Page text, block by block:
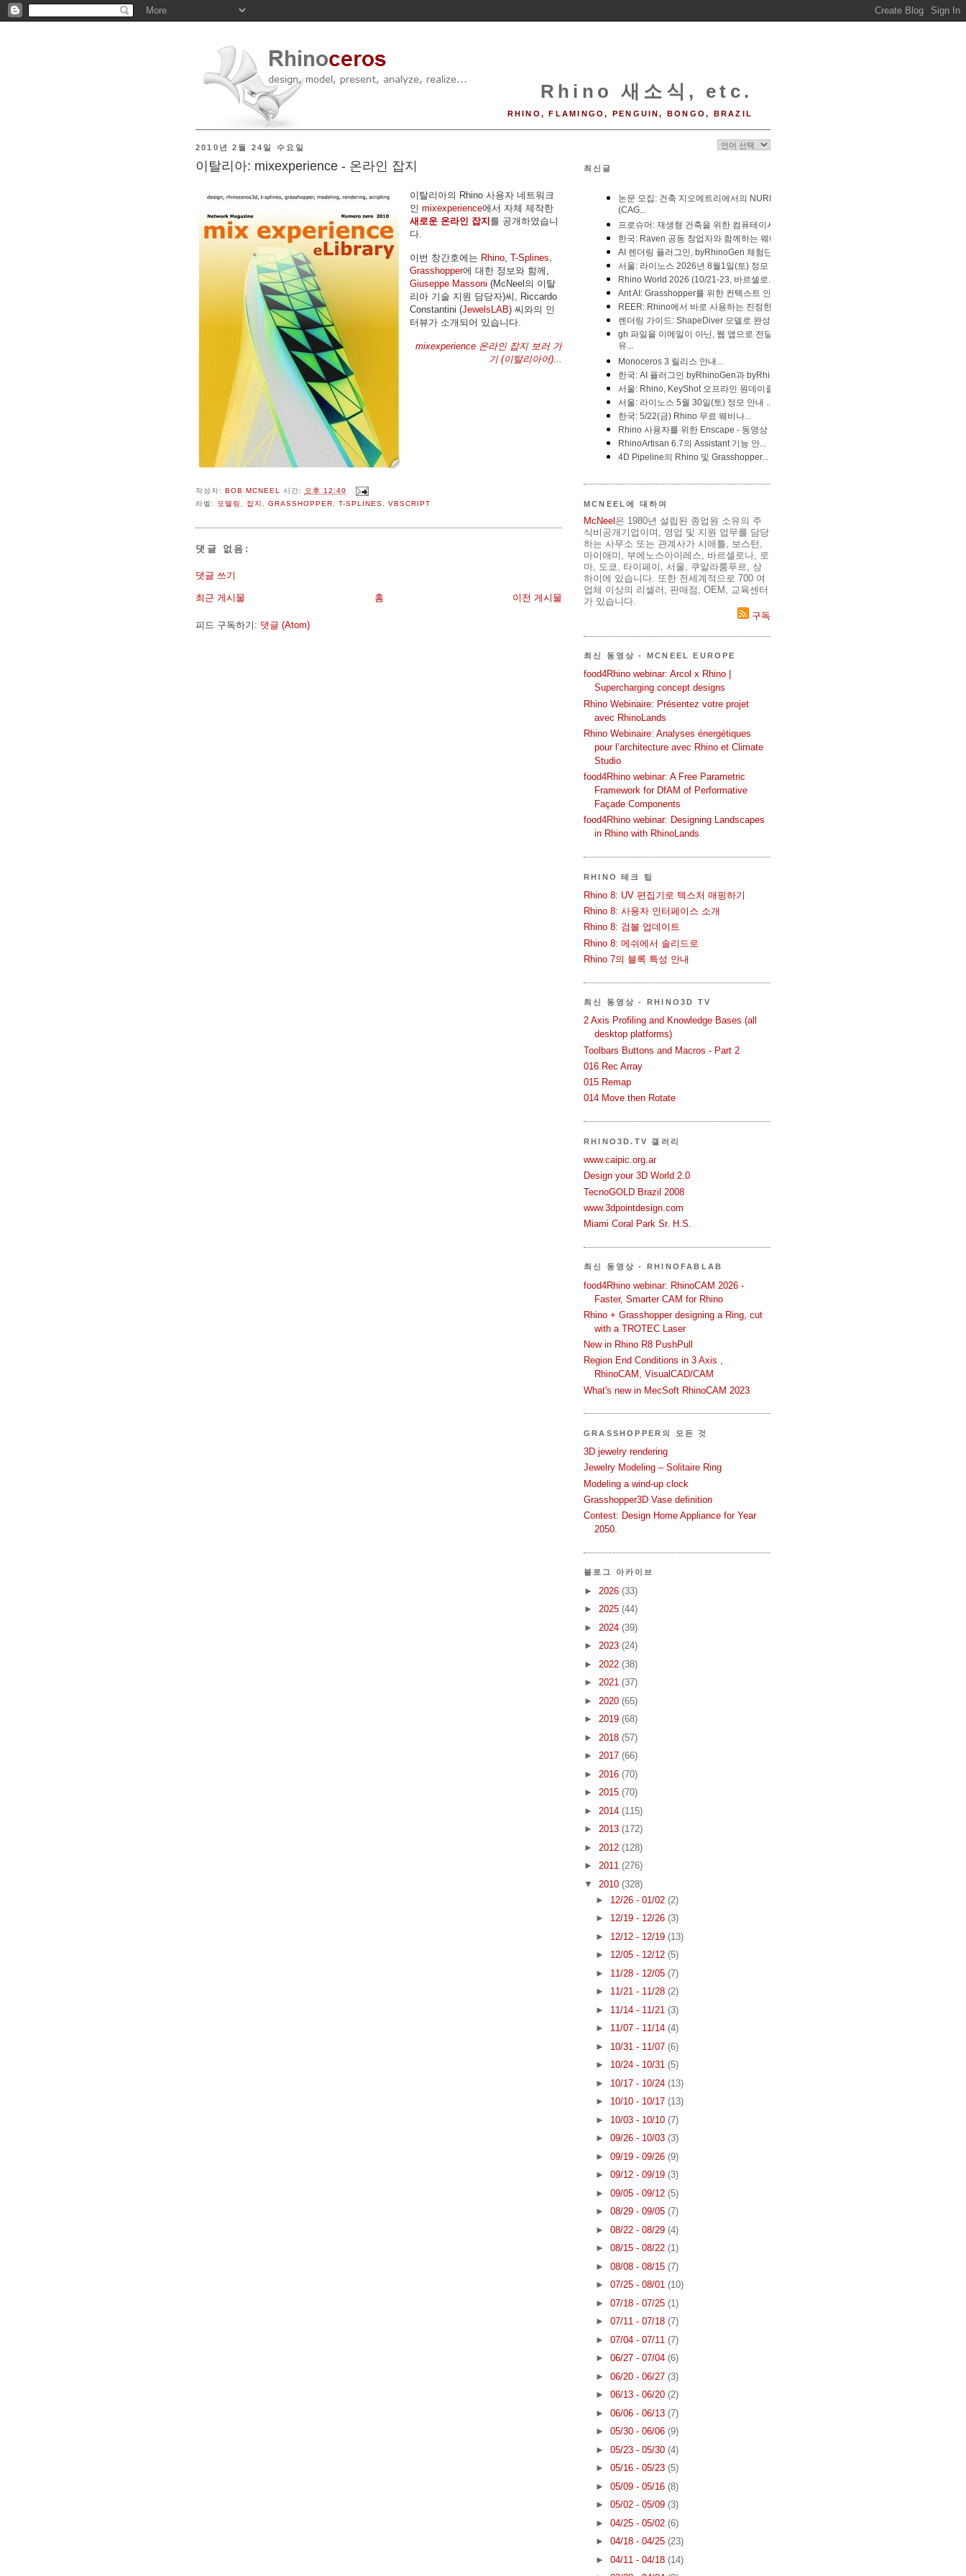
Rhino 새소식, etc.
RHINO, FLAMINGO, PENGUIN, BONGO, BRAZIL
2010년 2월 24일 수요일
이탈리아: mixexperience - 온라인 잡지
이탈리아의 Rhino 사용자 네트워크
인 mixexperience에서 자체 제작한
새로운 온라인 잡지 를 공개하였습니
다.
이번 창간호에는 Rhino, T-Splines,
Grasshopper에 대한 정보와 함께,
Giuseppe Massoni (McNeel의 이탈
리아 기술 지원 담당자)씨, Riccardo
Constantini (JewelsLAB) 씨와의 인
터뷰가 소개되어 있습니다.
mixexperience 온라인 잡지 보러 가
기 (이탈리아어)...
작성자: BOB MCNEEL 시간:
오후 12:40
라벨: 모델링 , 잡지 , GRASSHOPPER, T-SPLINES, VBSCRIPT
댓글 없음:
댓글 쓰기
최근 게시물 이전 게시물
홈
피드 구독하기: 댓글 (Atom)
최신글
MCNEEL에 대하여
McNeel 은 1980년 설립된 종업원 소유의 주
식비공개기업이며, 영업 및 지원 업무를 담당
하는 사무소 또는 관계사가 시애틀, 보스턴,
마이애미, 부에노스아이레스, 바르셀로나, 로
마, 도쿄, 타이페이, 서울, 쿠알라룸푸르, 상
하이에 있습니다. 또한 전세계적으로 700 여
업체 이상의 리셀러, 판매점, OEM, 교육센터
가 있습니다.
구독
최신 동영상 - MCNEEL EUROPE
food4Rhino webinar: Arcol x Rhino |
Supercharging concept designs
Rhino Webinaire: Présentez votre projet
avec RhinoLands
Rhino Webinaire: Analyses énergétiques
pour l’architecture avec Rhino et Climate
Studio
food4Rhino webinar: A Free Parametric
Framework for DfAM of Performative
Façade Components
food4Rhino webinar: Designing Landscapes
in Rhino with RhinoLands
RHINO 테크 팁
Rhino 8: UV 편집기로 텍스처 매핑하기
Rhino 8: 사용자 인터페이스 소개
Rhino 8: 검볼 업데이트
Rhino 8: 메쉬에서 솔리드로
Rhino 7의 블록 특성 안내
최신 동영상 - RHINO3D TV
2 Axis Profiling and Knowledge Bases (all
desktop platforms)
Toolbars Buttons and Macros - Part 2
016 Rec Array
015 Remap
014 Move then Rotate
RHINO3D.TV 갤러리
www.caipic.org.ar
Design your 3D World 2.0
TecnoGOLD Brazil 2008
www.3dpointdesign.com
Miami Coral Park Sr. H.S.
최신 동영상 - RHINOFABLAB
food4Rhino webinar: RhinoCAM 2026 -
Faster, Smarter CAM for Rhino
Rhino + Grasshopper designing a Ring, cut
with a TROTEC Laser
New in Rhino R8 PushPull
Region End Conditions in 3 Axis ,
RhinoCAM, VisualCAD/CAM
What's new in MecSoft RhinoCAM 2023
GRASSHOPPER의 모든 것
3D jewelry rendering
Jewelry Modeling – Solitaire Ring
Modeling a wind-up clock
Grasshopper3D Vase definition
Contest: Design Home Appliance for Year
2050.
블로그 아카이브
► 2026 (33)
► 2025 (44)
► 2024 (39)
► 2023 (24)
► 2022 (38)
► 2021 (37)
► 2020 (65)
► 2019 (68)
► 2018 (57)
► 2017 (66)
► 2016 (70)
► 2015 (70)
► 2014 (115)
► 2013 (172)
► 2012 (128)
► 2011 (276)
▼ 2010 (328)
► 12/26 - 01/02 (2)
► 12/19 - 12/26 (3)
► 12/12 - 12/19 (13)
► 12/05 - 12/12 (5)
► 11/28 - 12/05 (7)
► 11/21 - 11/28 (2)
► 11/14 - 11/21 (3)
► 11/07 - 11/14 (4)
► 10/31 - 11/07 (6)
► 10/24 - 10/31 (5)
► 10/17 - 10/24 (13)
► 10/10 - 10/17 (13)
► 10/03 - 10/10 (7)
► 09/26 - 10/03 (3)
► 09/19 - 09/26 (9)
► 09/12 - 09/19 (3)
► 09/05 - 09/12 (5)
► 08/29 - 09/05 (7)
► 08/22 - 08/29 (4)
► 08/15 - 08/22 (1)
► 08/08 - 08/15 (7)
► 07/25 - 08/01 (10)
► 07/18 - 07/25 (1)
► 07/11 - 07/18 (7)
► 07/04 - 07/11 (7)
► 06/27 - 07/04 (6)
► 06/20 - 06/27 (3)
► 06/13 - 06/20 (2)
► 06/06 - 06/13 (7)
► 05/30 - 06/06 (9)
► 05/23 - 05/30 (4)
► 05/16 - 05/23 (5)
► 05/09 - 05/16 (8)
► 05/02 - 05/09 (3)
► 04/25 - 05/02 (6)
► 04/18 - 04/25 (23)
► 04/11 - 04/18 (14)